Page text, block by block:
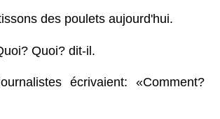
des poulets aujourd'hui.
Quoi? dit-il.
écrivaient: «Comment?